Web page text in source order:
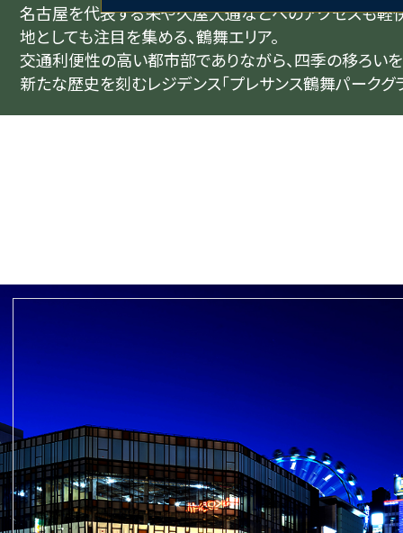
名古屋を代表する栄や久屋大通などへのアクセスも軽
地としても注目を集める、鶴舞エリア。
交通利便性の高い都市部でありながら、四季の移ろい
新たな歴史を刻むレジデンス「プレサンス鶴舞パークグ